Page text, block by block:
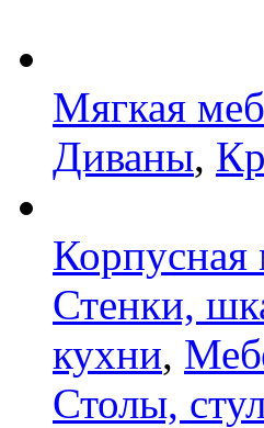
Мягкая
Диваны,
Корпусная
Стенки,
кухни,
Столы,